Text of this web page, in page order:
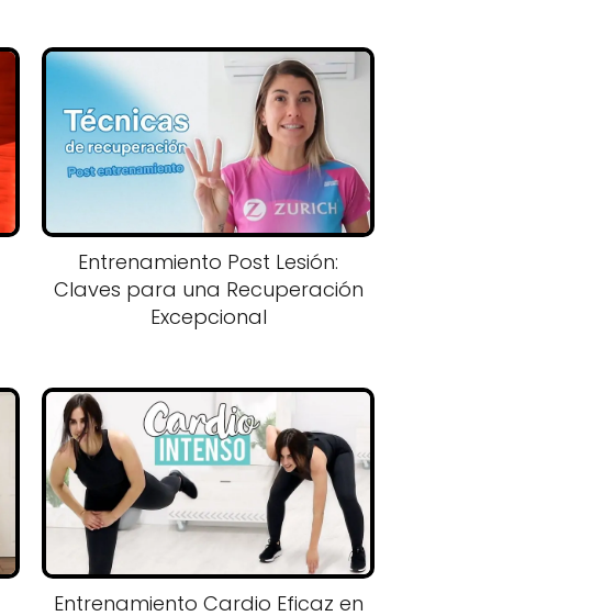
Entrenamiento Post Lesión:
Claves para una Recuperación
Excepcional
Entrenamiento Cardio Eficaz en